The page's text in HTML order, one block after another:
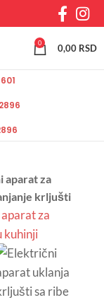
0 0,00 RSD
aparat za
krljušti